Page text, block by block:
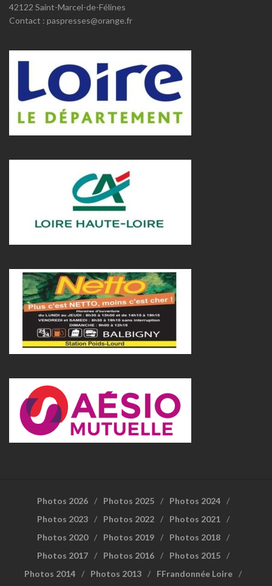
42122 Saint-Marcel-de-Félines
Contact : paspresses@orange.fr
Photos 2026 Photos 2025
Photos 2024
Photos 2023
Photos 2022
Photos 2021
Photos 2020
Photos 2019
Photos 2018
Photos 2017
Photos 2016
Photos 2015
Photos 2014
Photos 2013 FFrandonnée Loire